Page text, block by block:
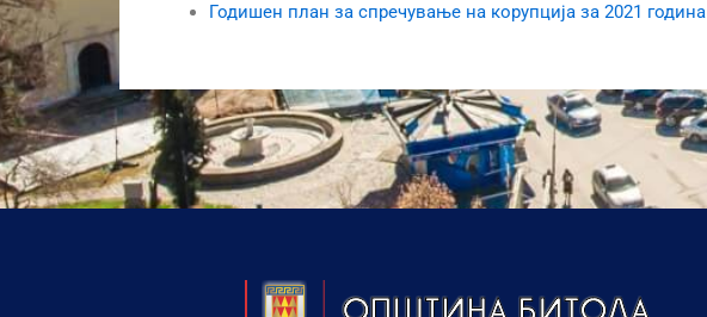
Годишен план за спречување на корупција за 2021 година